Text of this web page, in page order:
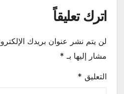
اترك تعليقاً
لن يتم نشر عنوان بريدك
مشار إليها بـ *
التعليق *